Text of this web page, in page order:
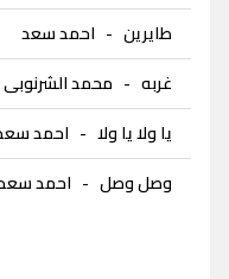
طايرين - احمد سعد
غربه - محمد الشرنوبى
يا ولا يا ولا - احمد
وصل وصل - احمد